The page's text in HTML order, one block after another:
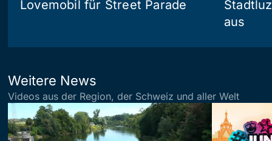
Lovemobil für Street Parade
aus
Weitere News
Videos aus der Region, der Schweiz und aller Welt